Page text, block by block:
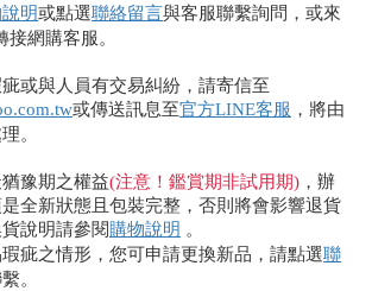
明或點選聯絡留言與客服聯繫詢問，或來
接網購客服。
或與人員有交易糾紛，請寄信至
或傳送訊息至官方LINE客服 ，將由
。
豫期之權益(注意！鑑賞期非試用期) ，辦
全新狀態且包裝完整，否則將會影響退貨
說明請參閱購物說明 。
疵之情形，您可申請更換新品，請點選聯
。